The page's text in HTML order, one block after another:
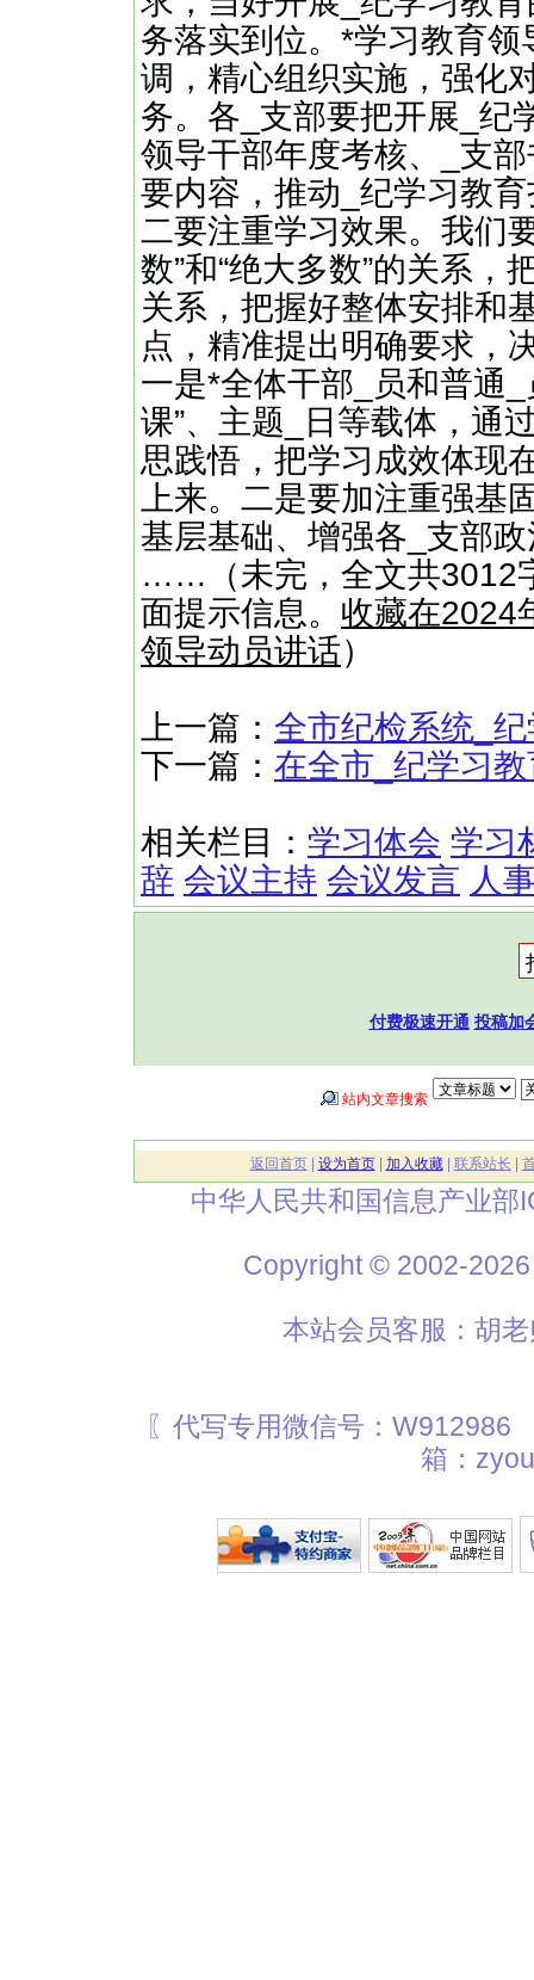
务落实到位。*学习教育
调，精心组织实施，强化
务。各_支部要把开展_纪
领导干部年度考核、_支
要内容，推动_纪学习教
二要注重学习效果。我们
数”和“绝大多数”的关系
关系，把握好整体安排和
点，精准提出明确要求，
一是*全体干部_员和普通
课”、主题_日等载体，通
思践悟，把学习成效体现
上来。二是要加注重强基
基层基础、增强各_支部
……（未完，全文共3012
面提示信息。 收藏在2024
领导动员讲话）
上一篇： 全市纪检系统_
下一篇： 在全市_纪学习
相关栏目： 学习体会 学习
辞 会议主持 会议发言 人
付费极速开通 投稿加
站内文章搜索
返回首页| 设为首页| 加入收藏| 联系站长
中华人民共和国信息产业部
Copyright © 2002-
本站会员客服：胡
〖代写专用微信号：
箱：